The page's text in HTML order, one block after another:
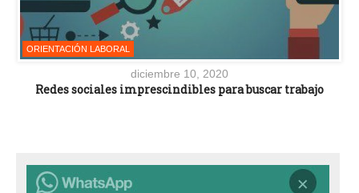
ORIENTACIÓN LABORAL
diciembre 10, 2020
Redes sociales imprescindibles para buscar trabajo